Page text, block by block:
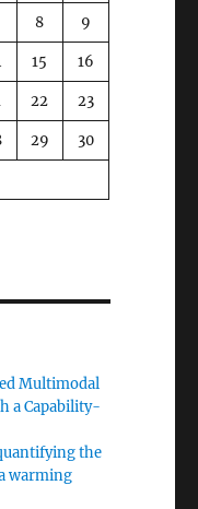
8 9
15 16
22 23
29 30
Multimodal
a Capability-
the
warming